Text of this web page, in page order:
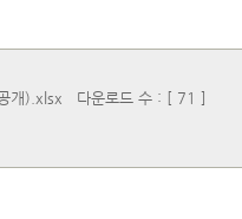
개).xlsx 다운로드 수 : [ 71 ]